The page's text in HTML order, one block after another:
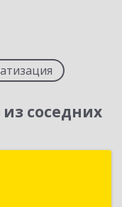
соседних